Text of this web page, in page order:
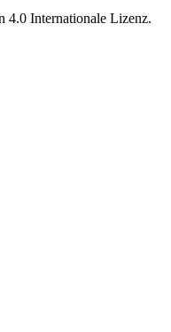
4.0 Internationale Lizenz.